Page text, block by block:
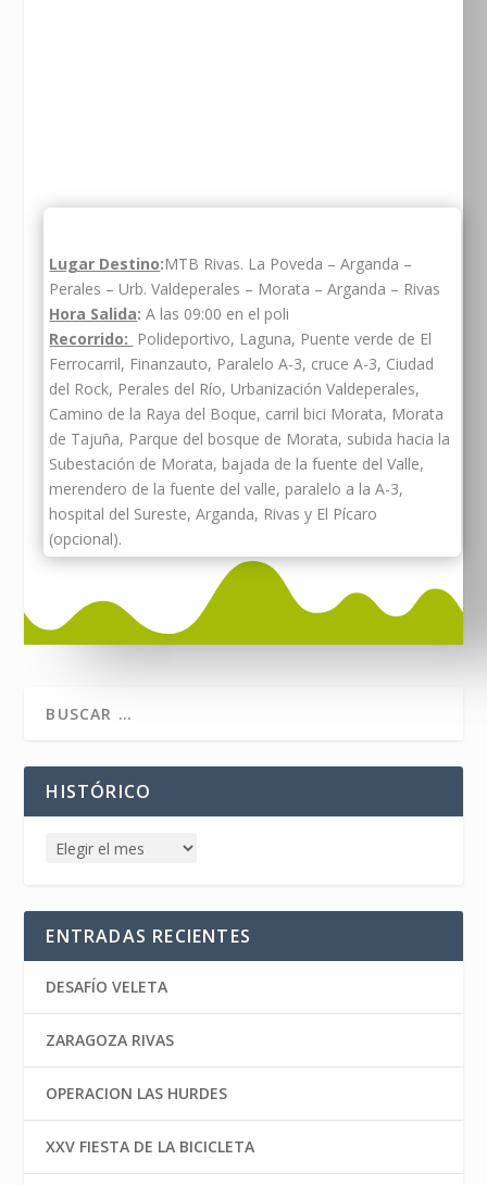
Lugar Destino:MTB Rivas. La Poveda – Arganda –
Perales – Urb. Valdeperales – Morata – Arganda – Rivas
Hora Salida: A las 09:00 en el poli
Recorrido: Polideportivo, Laguna, Puente verde de El
Ferrocarril, Finanzauto, Paralelo A-3, cruce A-3, Ciudad
del Rock, Perales del Río, Urbanización Valdeperales,
Camino de la Raya del Boque, carril bici Morata, Morata
de Tajuña, Parque del bosque de Morata, subida hacia la
Subestación de Morata, bajada de la fuente del Valle,
merendero de la fuente del valle, paralelo a la A-3,
hospital del Sureste, Arganda, Rivas y El Pícaro
(opcional).
HISTÓRICO
ENTRADAS RECIENTES
DESAFÍO VELETA
ZARAGOZA RIVAS
OPERACION LAS HURDES
XXV FIESTA DE LA BICICLETA